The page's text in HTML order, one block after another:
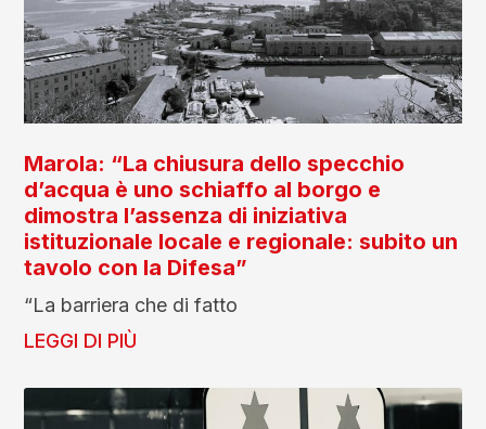
Marola: “La chiusura dello specchio
d’acqua è uno schiaffo al borgo e
dimostra l’assenza di iniziativa
istituzionale locale e regionale: subito un
tavolo con la Difesa”
“La barriera che di fatto
LEGGI DI PIÙ